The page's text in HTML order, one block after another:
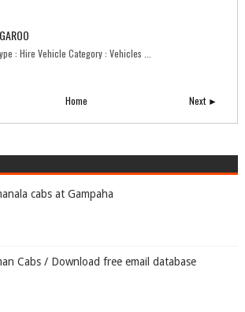
: Hire Vehicle Category : Vehicles ...
Next ►
Home
cabs at Gampaha
Cabs / Download free email database